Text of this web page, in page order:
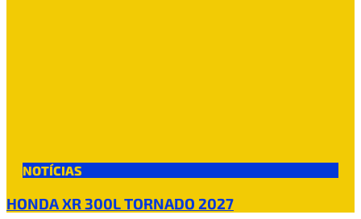
NOTÍCIAS
HONDA XR 300L TORNADO 2027